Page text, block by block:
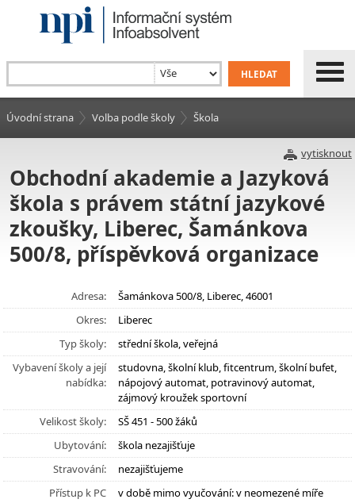
Úvodní strana Volba podle školy Škola
vytisknout
Obchodní akademie a Jazyková
škola s právem státní jazykové
zkoušky, Liberec, Šamánkova
500/8, příspěvková organizace
Adresa:
Šamánkova 500/8, Liberec, 46001
Okres:
Liberec
Typ školy:
střední škola, veřejná
Vybavení školy a její
nabídka:
studovna, školní klub, fitcentrum, školní bufet,
nápojový automat, potravinový automat,
zájmový kroužek sportovní
Velikost školy:
SŠ 451 - 500 žáků
Ubytování:
škola nezajišťuje
Stravování:
nezajišťujeme
Přístup k PC
v době mimo vyučování: v neomezené míře